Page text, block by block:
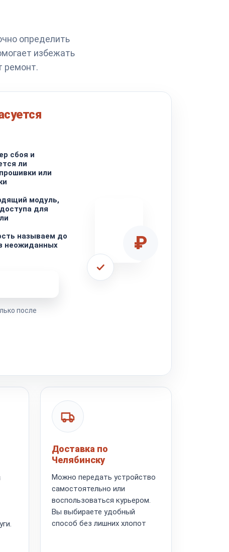
определить
избежать
ремонт.
сбоя и
ли
или
модуль,
для
называем до
неожиданных
после
₽
Доставка по
Челябинску
Можно передать устройство
самостоятельно или
воспользоваться курьером.
Вы выбираете удобный
способ без лишних хлопот